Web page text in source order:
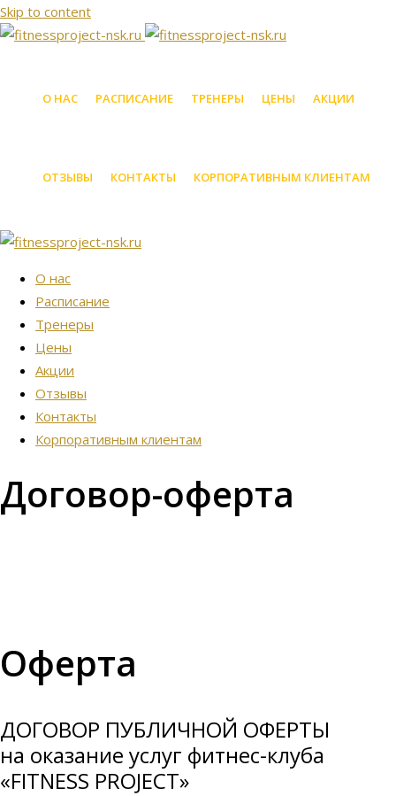
Skip to content
О НАС РАСПИСАНИЕ ТРЕНЕРЫ ЦЕНЫ АКЦИИ
ОТЗЫВЫ КОНТАКТЫ КОРПОРАТИВНЫМ КЛИЕНТАМ
О нас
Расписание
Тренеры
Цены
Акции
Отзывы
Контакты
Корпоративным клиентам
Договор-оферта
Оферта
ДОГОВОР ПУБЛИЧНОЙ ОФЕРТЫ
на оказание услуг фитнес-клуба
«FITNESS PROJECT»